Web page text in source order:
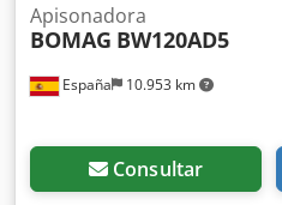
España 10.953 km
Apisonadora
BOMAG BW120AD5
Consultar